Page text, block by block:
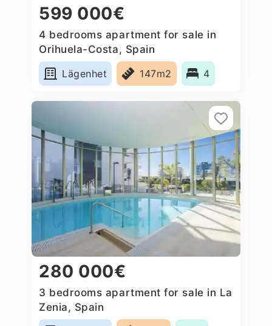
599 000€
4 bedrooms apartment for sale in
Orihuela-Costa, Spain
Lägenhet
147m2 4
280 000€
3 bedrooms apartment for sale in La
Zenia, Spain